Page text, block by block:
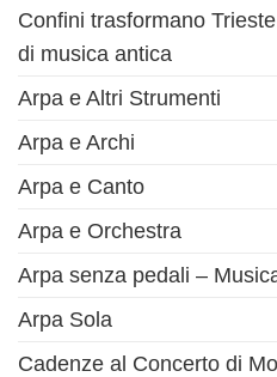
Confini trasformano
di musica antica
Arpa e Altri Strumenti
Arpa e Archi
Arpa e Canto
Arpa e Orchestra
Arpa senza pedali –
Arpa Sola
Cadenze al Concerto di